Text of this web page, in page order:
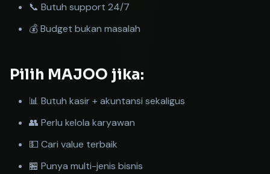
📞 Butuh support 24/7
💰 Budget bukan masalah
Pilih MAJOO jika:
📊 Butuh kasir + akuntansi sekaligus
👥 Perlu kelola karyawan
💵 Cari value terbaik
🏪 Punya multi-jenis bisnis